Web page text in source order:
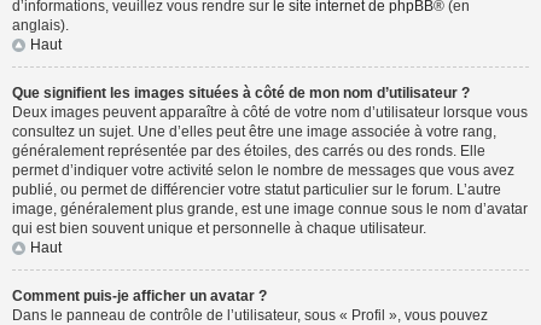
d’informations, veuillez vous rendre sur le site internet de phpBB® (en
anglais).
Haut
Que signifient les images situées à côté de mon nom d’utilisateur ?
Deux images peuvent apparaître à côté de votre nom d’utilisateur lorsque vous
consultez un sujet. Une d’elles peut être une image associée à votre rang,
généralement représentée par des étoiles, des carrés ou des ronds. Elle
permet d’indiquer votre activité selon le nombre de messages que vous avez
publié, ou permet de différencier votre statut particulier sur le forum. L’autre
image, généralement plus grande, est une image connue sous le nom d’avatar
qui est bien souvent unique et personnelle à chaque utilisateur.
Haut
Comment puis-je afficher un avatar ?
Dans le panneau de contrôle de l’utilisateur, sous « Profil », vous pouvez